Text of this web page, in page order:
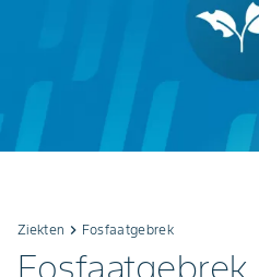
Ziekten keyboard_arrow_right Fosfaatgebrek
Fosfaatgebrek